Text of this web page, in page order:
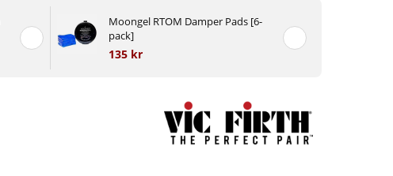
Moongel RTOM Damper Pads [6-
pack]
135 kr